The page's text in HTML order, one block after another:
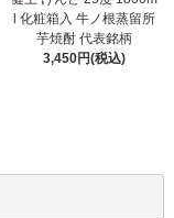
l 化粧箱入 牛ノ根蒸留所
芋焼酎 代表銘柄
3,450円(税込)